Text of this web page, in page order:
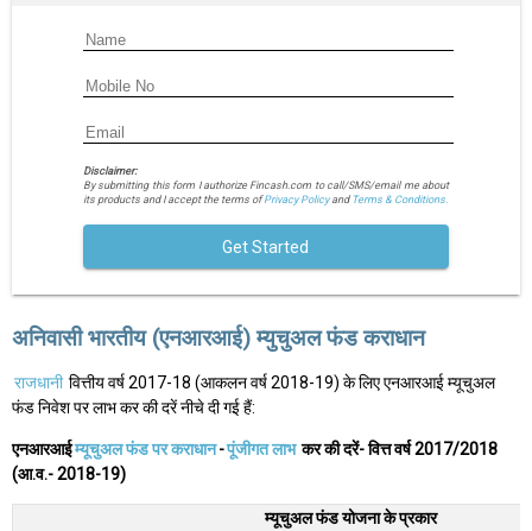
Disclaimer:
By submitting this form I authorize Fincash.com to call/SMS/email me about
its products and I accept the terms ofPrivacy Policyand Terms & Conditions.
Get Started
अनिवासी भारतीय (एनआरआई) म्युचुअल फंड कराधान
राजधानी वित्तीय वर्ष 2017-18 (आकलन वर्ष 2018-19) के लिए एनआरआई म्यूचुअल
फंड निवेश पर लाभ कर की दरें नीचे दी गई हैं:
एनआरआईम्यूचुअल फंड पर कराधान-पूंजीगत लाभ कर की दरें- वित्त वर्ष 2017/2018
(आ.व.- 2018-19)
म्यूचुअल फंड योजना के प्रकार